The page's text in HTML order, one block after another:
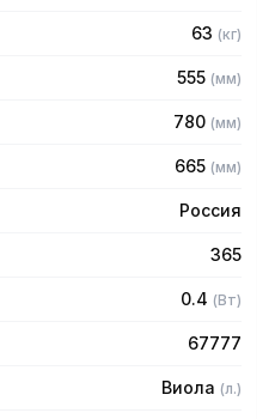
63 (кг)
555 (мм)
780 (мм)
665 (мм)
Россия
365
0.4 (Вт)
67777
Виола (л.)